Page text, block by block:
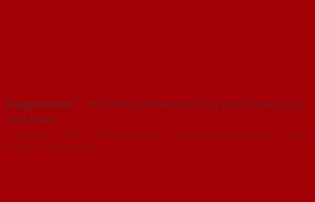
SaigonDoor™ - Hệ thống Showroom cửa nhựa hàng đầu
Việt Nam
Copyright ⓒ 2016 – 2026 SaigonDoor™ - www.bancuanhua.com | Đơn vị
chủ quản SaigonDoor